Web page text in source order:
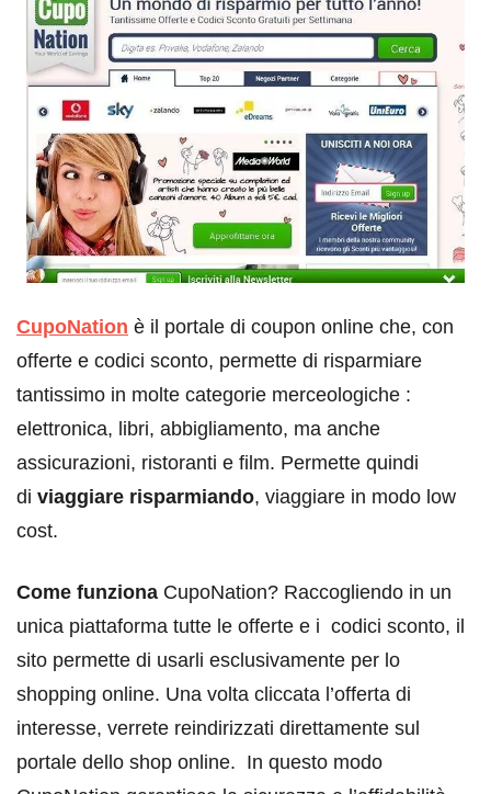
CupoNation è il portale di coupon online che, con
offerte e codici sconto, permette di risparmiare
tantissimo in molte categorie merceologiche :
elettronica, libri, abbigliamento, ma anche
assicurazioni, ristoranti e film. Permette quindi
di viaggiare risparmiando, viaggiare in modo low
cost.
Come funziona CupoNation? Raccogliendo in un
unica piattaforma tutte le offerte e i codici sconto, il
sito permette di usarli esclusivamente per lo
shopping online. Una volta cliccata l’offerta di
interesse, verrete reindirizzati direttamente sul
portale dello shop online. In questo modo